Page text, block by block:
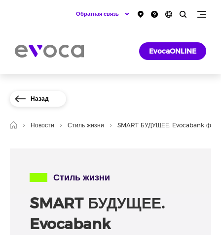
Обратная связь
EvocaONLINE
Назад
Новости Стиль жизни SMART БУДУЩЕЕ. Evocabank
Стиль жизни
SMART БУДУЩЕЕ.
Evocabank